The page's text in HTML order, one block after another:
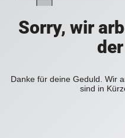
Sorry, wir
Danke für deine Geduld. Wir
sind in